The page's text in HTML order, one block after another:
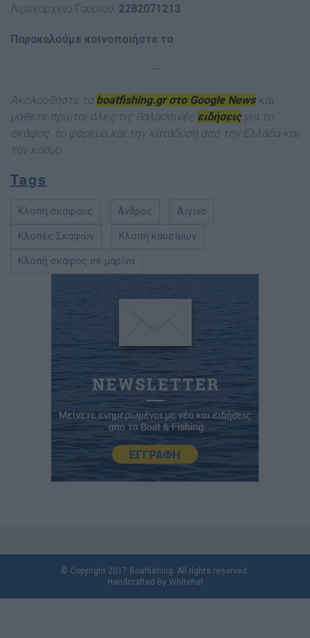
Λιμεναρχείο Γαυρίου: 2282071213
Παρακαλούμε κοινοποιήστε το
–
Ακολουθήστε το boatfishing.gr στο Google Newsκαι
μάθετε πρώτοι όλες τις θαλασσινές ειδήσειςγια το
σκάφος, το ψάρεμα και την κατάδυση από την Ελλάδα και
τον κόσμο
Tags
Κλοπή σκάφους Άνδρος Αίγινα
Κλοπές Σκαφών Κλοπή καυσίμων
Κλοπή σκάφος σε μαρίνα
© Copyright 2017 Boatfishing. All rights reserved.
Handcrafted By Whitehat